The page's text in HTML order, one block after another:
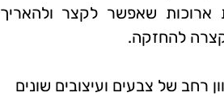
ארוכות שאפשר לקצר ולהאריך
להחזקה.
רחב של צבעים ועיצובים שונים